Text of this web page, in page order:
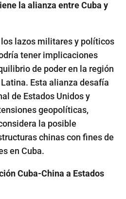
la alianza entre Cuba y
lazos militares y políticos
tener implicaciones
de poder en la región
Esta alianza desafía
de Estados Unidos y
geopolíticas,
la posible
chinas con fines de
en Cuba.
Cuba-China a Estados